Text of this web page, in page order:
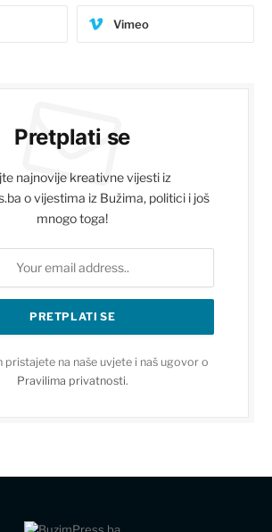
Vimeo
Pretplati se
najnovije kreativne vijesti iz
o vijestima iz Bužima, politici i još
mnogo toga!
pristajete na naše uvjete i naš ugovor o
Pravilima privatnosti.